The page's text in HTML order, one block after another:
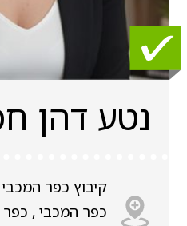
נטע דהן
קיבוץ כפר
כפר המכבי ,